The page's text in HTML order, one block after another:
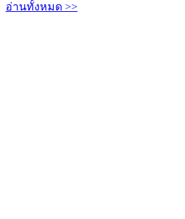
อ่านทั้งหมด >>